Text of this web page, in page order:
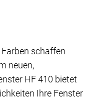
schaffen
neuen,
HF 410 bietet
Ihre Fenster